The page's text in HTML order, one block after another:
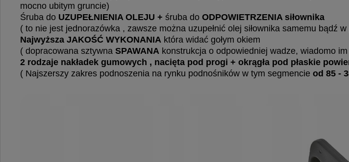
mocno ubitym gruncie)
Śruba do UZUPEŁNIENIA OLEJU + śruba do ODPOWIETRZENIA siłownika
( to nie jest jednorazówka , zawsze można uzupełnić olej siłownika samemu bądź
Najwyższa JAKOŚĆ WYKONANIA która widać gołym okiem
( dopracowana sztywna SPAWANA konstrukcja o odpowiedniej wadze, wiadomo
2 rodzaje nakładek gumowych , nacięta pod progi + okrągła pod płaskie
( Najszerszy zakres podnoszenia na rynku podnośników w tym segmencie od 85 -